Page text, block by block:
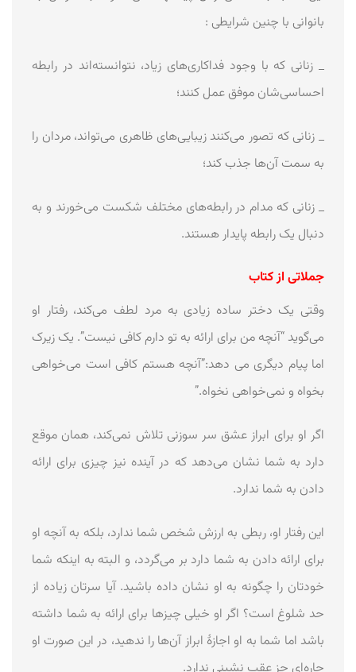
بانوانی با چنین شرایطی :
_ زنانی که با وجود فداکاری‌های زیاد، نتوانسته‌اند در رابطه
احساسی‌شان موفق عمل کنند؛
_ زنانی که تصور می‌کنند زیبایی‌های ظاهری می‌تواند، مردان را
به سمت آن‌ها جذب کند؛
_ زنانی که مدام در رابطه‌های مختلف شکست می‌خورند و به
‌دنبال یک رابطه پایدار هستند.
جملاتی از کتاب
وقتی یک دختر ساده زیادی به مرد لطف می‌کند، رفتار او
می‌گوید “آنچه من برای ارائه به تو دارم کافی نیست”. یک زیرک
اما پیام دیگری می دهد:”آنچه هستم کافی است می‌خواهی
بخواه و نمی‌خواهی نخواه.”
اگر او برای ابراز عشق سر سوزنی تلاش نمی‌کند، همان موقع
دارد به شما نشان می‌دهد که در آینده نیز چیزی برای ارائه
دادن به شما ندارد.
این رفتار او، ربطی به ارزش شخص شما ندارد، بلکه به آنچه او
برای ارائه دادن به شما دارد بر می‌گردد، و البته به اینکه شما
خودتان را چگونه به او نشان داده باشید. آیا سرتان زیاده از
حد شلوغ است؟ اگر او خیلی چیزها برای ارائه به شما داشته
باشد اما شما به او اجازهٔ ابراز آن‌ها را ندهید، در این صورت او